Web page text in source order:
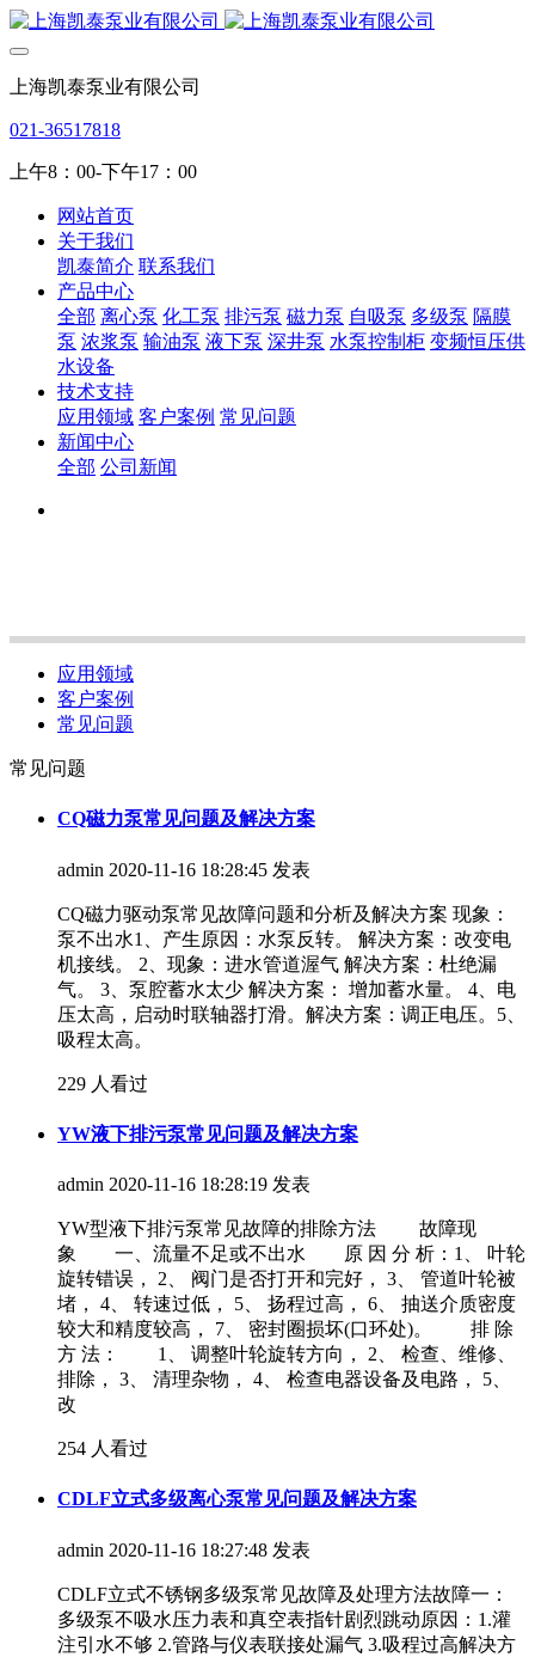
上海凯泰泵业有限公司
021-36517818
上午8：00-下午17：00
网站首页
关于我们
凯泰简介 联系我们
产品中心
全部 离心泵 化工泵 排污泵 磁力泵 自吸泵 多级泵 隔膜
泵 浓浆泵 输油泵 液下泵 深井泵 水泵控制柜 变频恒压供
水设备
技术支持
应用领域 客户案例 常见问题
新闻中心
全部 公司新闻
应用领域
客户案例
常见问题
常见问题
CQ磁力泵常见问题及解决方案
admin 2020-11-16 18:28:45 发表
CQ磁力驱动泵常见故障问题和分析及解决方案 现象：
泵不出水1、产生原因：水泵反转。 解决方案：改变电
机接线。 2、现象：进水管道渥气 解决方案：杜绝漏
气。 3、泵腔蓄水太少 解决方案： 增加蓄水量。 4、电
压太高，启动时联轴器打滑。解决方案：调正电压。5、
吸程太高。
229 人看过
YW液下排污泵常见问题及解决方案
admin 2020-11-16 18:28:19 发表
YW型液下排污泵常见故障的排除方法 故障现
象 一、流量不足或不出水 原 因 分 析：1、 叶轮
旋转错误， 2、 阀门是否打开和完好， 3、 管道叶轮被
堵， 4、 转速过低， 5、 扬程过高， 6、 抽送介质密度
较大和精度较高， 7、 密封圈损坏(口环处)。 排 除
方 法： 1、 调整叶轮旋转方向， 2、 检查、维修、
排除， 3、 清理杂物， 4、 检查电器设备及电路， 5、
改
254 人看过
CDLF立式多级离心泵常见问题及解决方案
admin 2020-11-16 18:27:48 发表
CDLF立式不锈钢多级泵常见故障及处理方法故障一：
多级泵不吸水压力表和真空表指针剧烈跳动原因：1.灌
注引水不够 2.管路与仪表联接处漏气 3.吸程过高解决方